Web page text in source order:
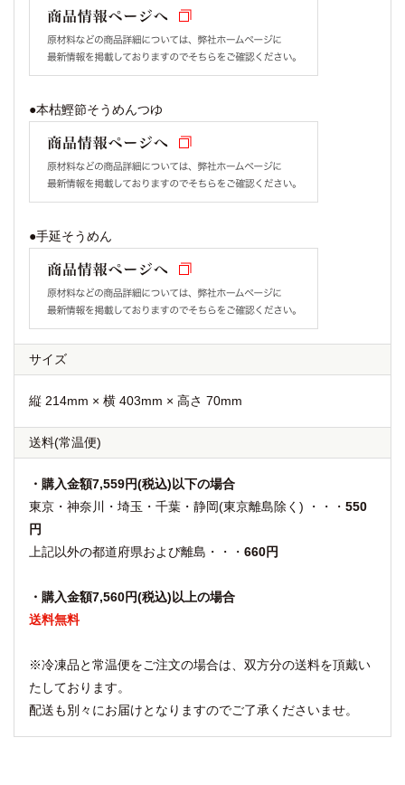
●本枯鰹節そうめんつゆ
●手延そうめん
サイズ
縦 214mm × 横 403mm × 高さ 70mm
送料(常温便)
・購入金額7,559円(税込)以下の場合
東京・神奈川・埼玉・千葉・静岡(東京離島除く) ・・・ 550
円
上記以外の都道府県および離島・・・ 660円
・購入金額7,560円(税込)以上の場合
送料無料
※冷凍品と常温便をご注文の場合は、双方分の送料を頂戴い
たしております。
配送も別々にお届けとなりますのでご了承くださいませ。